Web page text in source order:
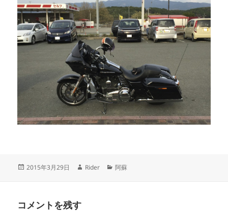
投
2015年3月29日
作
Rider
カ
阿蘇
コメントを残す